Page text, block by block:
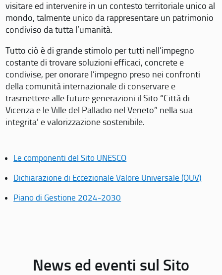
visitare ed intervenire in un contesto territoriale unico al
mondo, talmente unico da rappresentare un patrimonio
condiviso da tutta l’umanità.
Tutto ciò è di grande stimolo per tutti nell’impegno
costante di trovare soluzioni efficaci, concrete e
condivise, per onorare l’impegno preso nei confronti
della comunità internazionale di conservare e
trasmettere alle future generazioni il Sito “Città di
Vicenza e le Ville del Palladio nel Veneto” nella sua
integrita’ e valorizzazione sostenibile.
Le componenti del Sito UNESCO
Dichiarazione di Eccezionale Valore Universale (OUV)
Piano di Gestione 2024-2030
News ed eventi sul Sito